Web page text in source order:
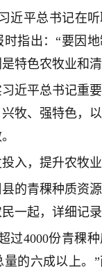
平总书记在听
指出：“要因
特色农牧业和清
平总书记重要
牧、强特色，
入，提升农牧
青稞种质资源
一起，详细记录
4000份青稞种
的六成以上。